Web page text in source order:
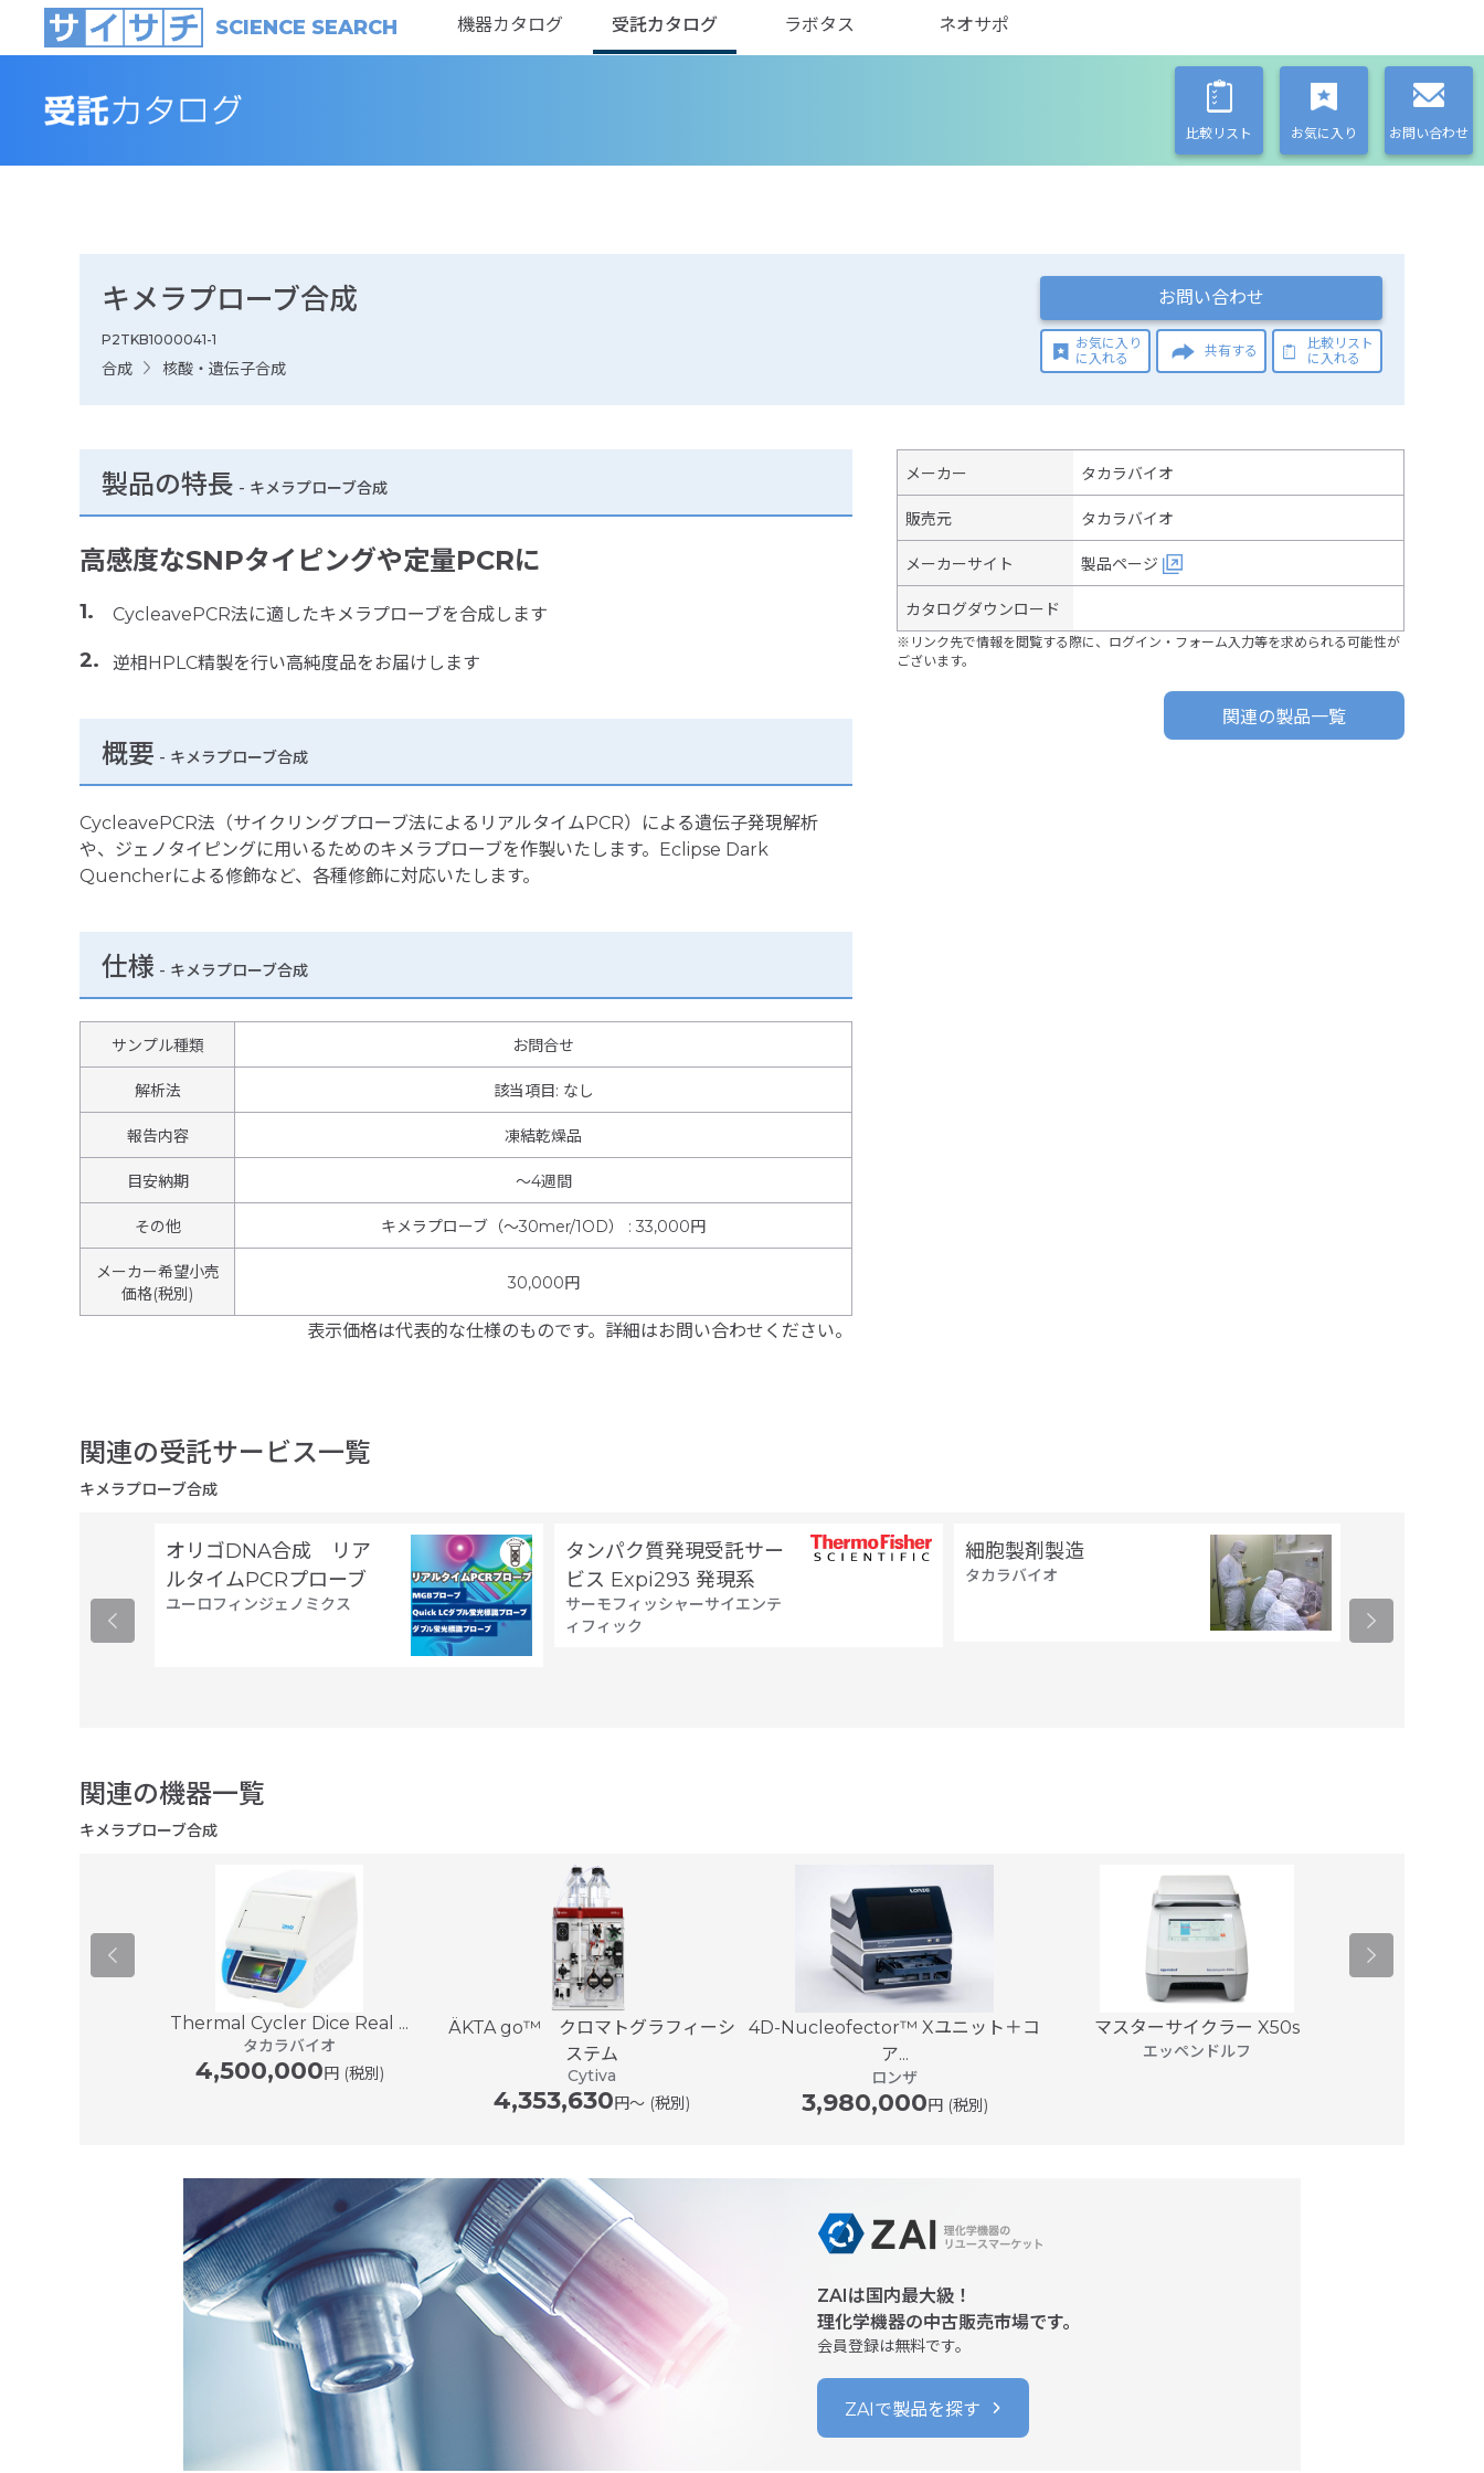
SCIENCE SEARCH 機器カタログ 受託カタログ ラボタス ネオサポ
比較リスト お気に入り お問い合わせ
キメラプローブ合成
P2TKB1000041-1
合成 核酸・遺伝子合成
お問い合わせ
お気に入り
に入れる
共有する
比較リスト
に入れる
製品の特長 - キメラプローブ合成
高感度なSNPタイピングや定量PCRに
CycleavePCR法に適したキメラプローブを合成します
逆相HPLC精製を行い高純度品をお届けします
概要 - キメラプローブ合成
CycleavePCR法（サイクリングプローブ法によるリアルタイムPCR）による遺伝子発現解析
や、ジェノタイピングに用いるためのキメラプローブを作製いたします。Eclipse Dark
Quencherによる修飾など、各種修飾に対応いたします。
仕様 - キメラプローブ合成
サンプル種類 お問合せ
解析法 該当項目: なし
報告内容 凍結乾燥品
目安納期 ～4週間
その他 キメラプローブ（～30mer/1OD） : 33,000円
メーカー希望小売
価格(税別)
30,000円
表示価格は代表的な仕様のものです。詳細はお問い合わせください。
メーカー タカラバイオ
販売元 タカラバイオ
メーカーサイト 製品ページ
カタログダウンロード
※リンク先で情報を閲覧する際に、ログイン・フォーム入力等を求められる可能性が
ございます。
関連の製品一覧
関連の受託サービス一覧
キメラプローブ合成
オリゴDNA合成 リア
ルタイムPCRプローブ
ユーロフィンジェノミクス
タンパク質発現受託サー
ビス Expi293 発現系
サーモフィッシャーサイエンテ
ィフィック
細胞製剤製造
タカラバイオ
関連の機器一覧
キメラプローブ合成
Thermal Cycler Dice Real ...
タカラバイオ
4,500,000円 (税別)
ÄKTA go™ クロマトグラフィーシ
ステム
Cytiva
4,353,630円〜 (税別)
4D-Nucleofector™ Xユニット＋コ
ア...
ロンザ
3,980,000円 (税別)
マスターサイクラー X50s
エッペンドルフ
ZAIは国内最大級！
理化学機器の中古販売市場です。
会員登録は無料です。
ZAIで製品を探す